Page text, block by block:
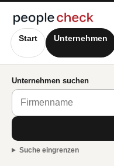
Start Unternehmen
Unternehmen suchen
Suche eingrenzen